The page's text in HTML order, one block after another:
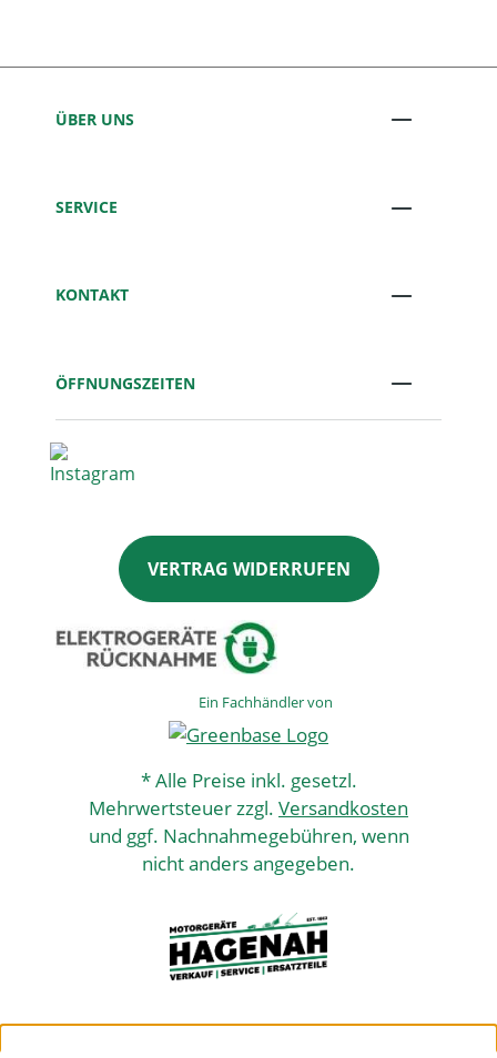
ÜBER UNS
SERVICE
KONTAKT
ÖFFNUNGSZEITEN
VERTRAG WIDERRUFEN
Ein Fachhändler von
* Alle Preise inkl. gesetzl.
Mehrwertsteuer zzgl. Versandkosten
und ggf. Nachnahmegebühren, wenn
nicht anders angegeben.